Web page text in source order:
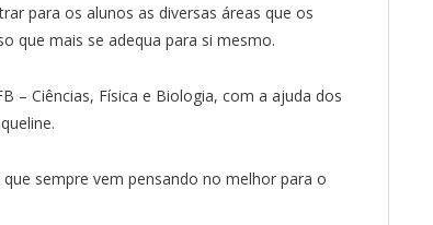
para os alunos as diversas áreas que os
que mais se adequa para si mesmo.
– Ciências, Física e Biologia, com a ajuda dos
sempre vem pensando no melhor para o